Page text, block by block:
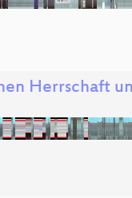
Herrschaft